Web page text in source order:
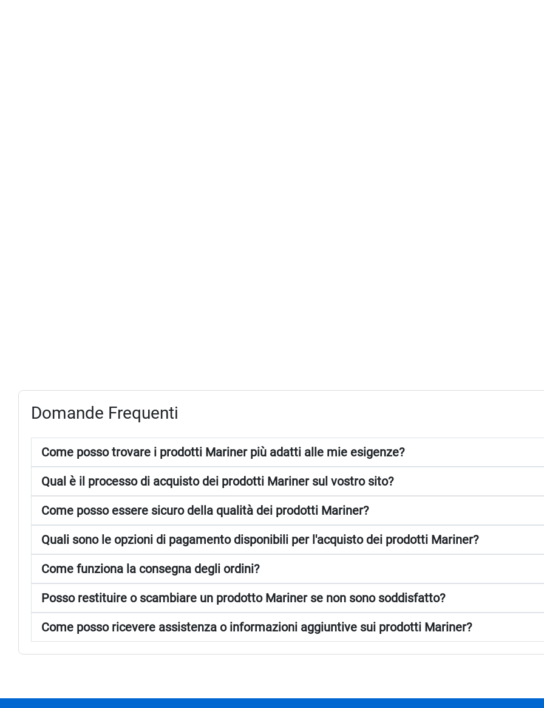
Domande Frequenti
Come posso trovare i prodotti Mariner più adatti alle mie esigenze?
Qual è il processo di acquisto dei prodotti Mariner sul vostro sito?
Come posso essere sicuro della qualità dei prodotti Mariner?
Quali sono le opzioni di pagamento disponibili per l'acquisto dei prodotti Mariner?
Come funziona la consegna degli ordini?
Posso restituire o scambiare un prodotto Mariner se non sono soddisfatto?
Come posso ricevere assistenza o informazioni aggiuntive sui prodotti Mariner?